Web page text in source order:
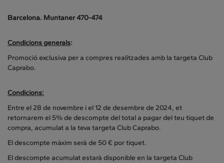
Barcelona. Muntaner 470-474
Condicions generals:
Promoció exclusiva per a compres realitzades amb la targeta Club
Caprabo.
Condicions:
Entre el 28 de novembre i el 12 de desembre de 2024, et
retornarem el 5% de descompte del total a pagar del teu tiquet de
compra, acumulat a la teva targeta Club Caprabo.
El descompte màxim serà de 50 € por tiquet.
El descompte acumulat estarà disponible en la targeta Club